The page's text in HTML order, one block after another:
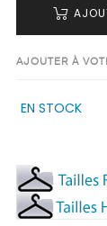
AJOUTER À
EN STOCK